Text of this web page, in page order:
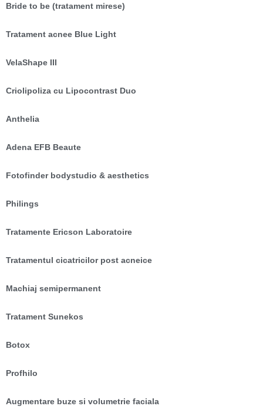
Bride to be (tratament mirese)
Tratament acnee Blue Light
VelaShape III
Criolipoliza cu Lipocontrast Duo
Anthelia
Adena EFB Beaute
Fotofinder bodystudio & aesthetics
Philings
Tratamente Ericson Laboratoire
Tratamentul cicatricilor post acneice
Machiaj semipermanent
Tratament Sunekos
Botox
Profhilo
Augmentare buze si volumetrie faciala